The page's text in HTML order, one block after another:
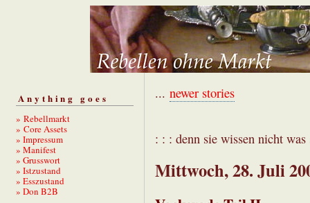
Anything goes
» Rebellmarkt
» Core Assets
» Impressum
» Manifest
» Grusswort
» Istzustand
» Esszustand
» Don B2B
... newer stories
: : : denn sie wissen nicht
Mittwoch, 28. Juli